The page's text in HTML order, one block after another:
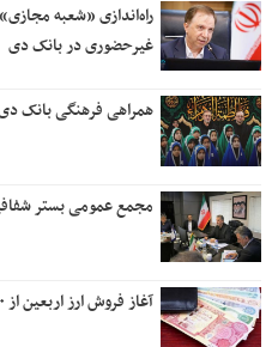
راه‌اندازی «شعبه
غیرحضوری در بانک دی
همراهی فرهنگی بانک
مجمع عمومی بستر
آغاز فروش ارز اربعین از ۲۰ تیر ماه